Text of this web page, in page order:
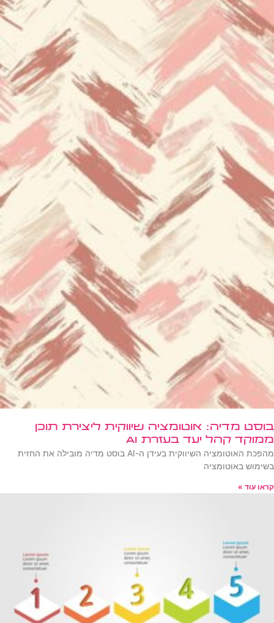
בוסט מדיה: אוטומציה שיווקית ליצירת תוכן
ממוקד קהל יעד בעזרת AI
מהפכת האוטומציה השיווקית בעידן ה-AI בוסט מדיה מובילה את החזית
בשימוש באוטומציה
קראו עוד »